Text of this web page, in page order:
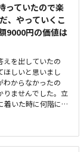
っていたので楽
、やっていくこ
9000円の価値は
えを出していたの
ほしいと思いまし
わからなかったの
りませんでした。立
着いた時に何階にあ
探していたので。
屋にして欲しいと
じるでしょうし、こ
なと思います。月額